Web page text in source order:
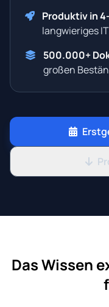
Produktiv in
langwieriges
500.000+
großen
Das Wissen